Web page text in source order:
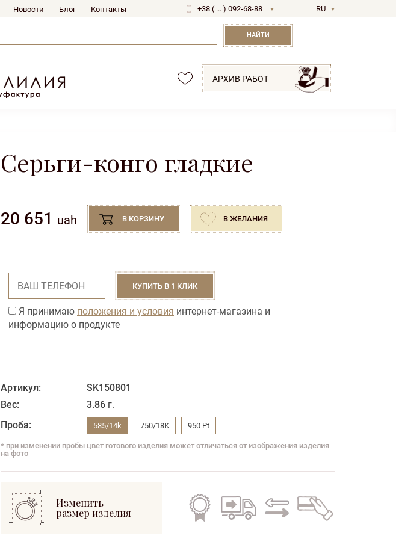
Новости Блог Контакты +38 ( ... ) 092-68-88
RU
НАЙТИ
АРХИВ РАБОТ
Серьги-конго гладкие
20 651 uah В КОРЗИНУ В ЖЕЛАНИЯ
КУПИТЬ В 1 КЛИК
Я принимаю положения и условия интернет-магазина и
информацию о продукте
Артикул:
SK150801
Вес:
3.86 г.
Проба:
585/14k 750/18K 950 Pt
* при изменении пробы цвет готового изделия может отличаться от изображения изделия
на фото
Изменить
размер изделия
Гарантия
на все
изделия
Бесплатная
доставка
по всей
Обмен
старого
на
Кредит
на все
изделия